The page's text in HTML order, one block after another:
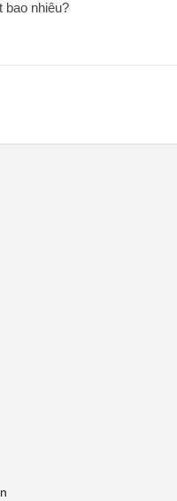
bao nhiêu?